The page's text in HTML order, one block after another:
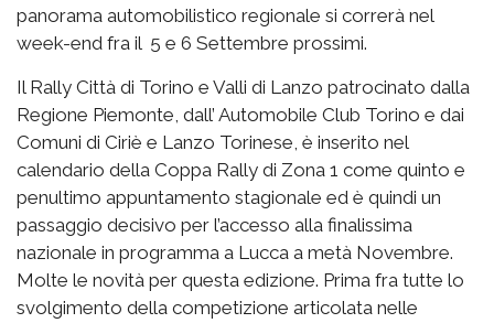
panorama automobilistico regionale si correrà nel
week-end fra il 5 e 6 Settembre prossimi.
Il Rally Città di Torino e Valli di Lanzo patrocinato dalla
Regione Piemonte, dall’ Automobile Club Torino e dai
Comuni di Ciriè e Lanzo Torinese, è inserito nel
calendario della Coppa Rally di Zona 1 come quinto e
penultimo appuntamento stagionale ed è quindi un
passaggio decisivo per l’accesso alla finalissima
nazionale in programma a Lucca a metà Novembre.
Molte le novità per questa edizione. Prima fra tutte lo
svolgimento della competizione articolata nelle